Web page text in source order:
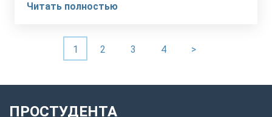
Читать полностью
1 2 3 4 >
ПРОСТУДЕНТА